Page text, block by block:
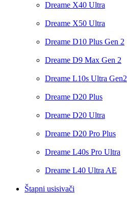
Dreame X40 Ultra
Dreame X50 Ultra
Dreame D10 Plus Gen 2
Dreame D9 Max Gen 2
Dreame L10s Ultra Gen2
Dreame D20 Plus
Dreame D20 Ultra
Dreame D20 Pro Plus
Dreame L40s Pro Ultra
Dreame L40 Ultra AE
Štapni usisivači